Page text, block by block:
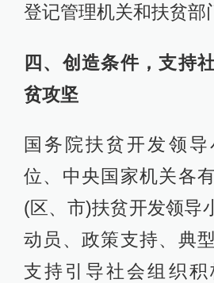
登记管理机关和扶贫部
四、创造条件，支持
贫攻坚
国务院扶贫开发领
位、中央国家机关各
(区、市)扶贫开发领导
动员、政策支持、典
支持引导社会组织